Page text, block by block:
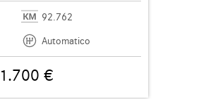
92.762
Automatico
€